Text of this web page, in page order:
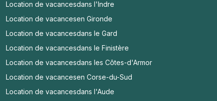
Location de vacancesdans l'Indre
Location de vacancesen Gironde
Location de vacancesdans le Gard
Location de vacancesdans le Finistère
Location de vacancesdans les Côtes-d'Armor
Location de vacancesen Corse-du-Sud
Location de vacancesdans l'Aude